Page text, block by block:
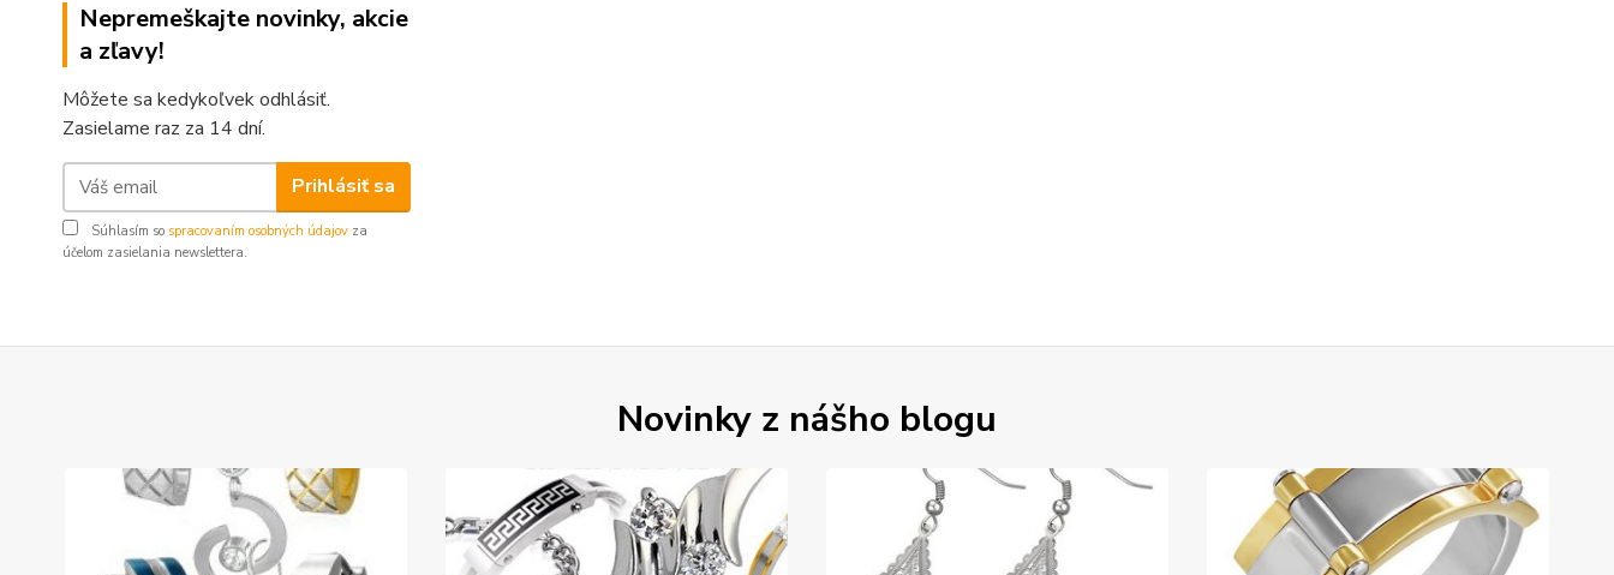
Nepremeškajte novinky, akcie
a zľavy!
Môžete sa kedykoľvek odhlásiť.
Zasielame raz za 14 dní.
Prihlásiť sa
Súhlasím so spracovaním osobných údajov za
účelom zasielania newslettera.
Novinky z nášho blogu